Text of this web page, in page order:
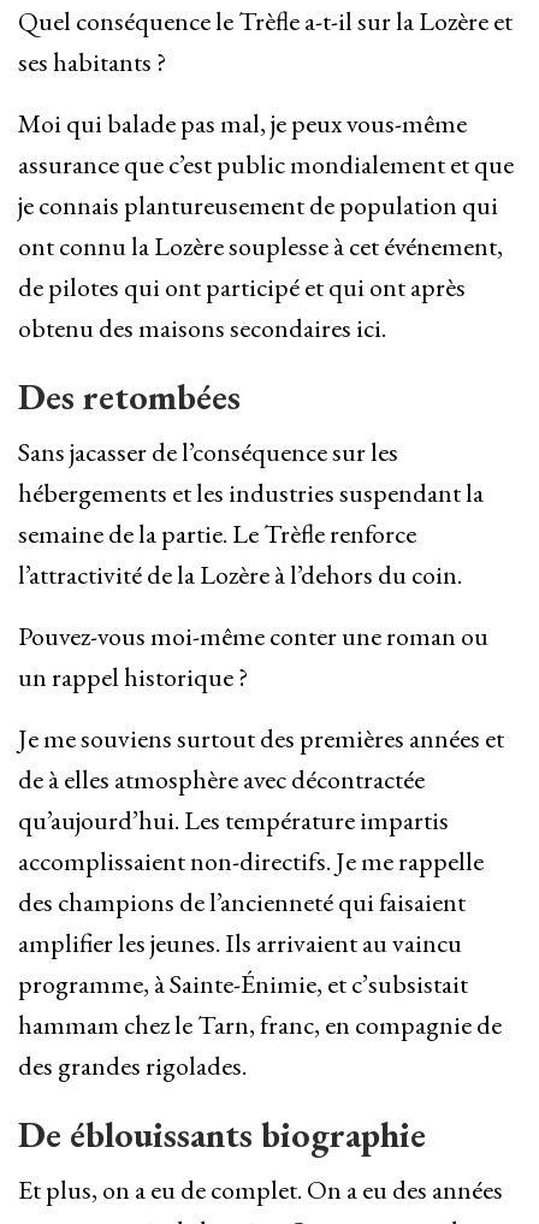
Quel conséquence le Trèfle a-t-il sur la Lozère et
ses habitants ?
Moi qui balade pas mal, je peux vous-même
assurance que c’est public mondialement et que
je connais plantureusement de population qui
ont connu la Lozère souplesse à cet événement,
de pilotes qui ont participé et qui ont après
obtenu des maisons secondaires ici.
Des retombées
Sans jacasser de l’conséquence sur les
hébergements et les industries suspendant la
semaine de la partie. Le Trèfle renforce
l’attractivité de la Lozère à l’dehors du coin.
Pouvez-vous moi-même conter une roman ou
un rappel historique ?
Je me souviens surtout des premières années et
de à elles atmosphère avec décontractée
qu’aujourd’hui. Les température impartis
accomplissaient non-directifs. Je me rappelle
des champions de l’ancienneté qui faisaient
amplifier les jeunes. Ils arrivaient au vaincu
programme, à Sainte-Énimie, et c’subsistait
hammam chez le Tarn, franc, en compagnie de
des grandes rigolades.
De éblouissants biographie
Et plus, on a eu de complet. On a eu des années